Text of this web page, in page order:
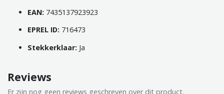
EAN: 7435137923923
EPREL ID: 716473
Stekkerklaar: Ja
Reviews
Er zijn nog geen reviews geschreven over dit product.